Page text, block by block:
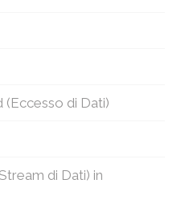
(Eccesso di Dati)
di Dati) in